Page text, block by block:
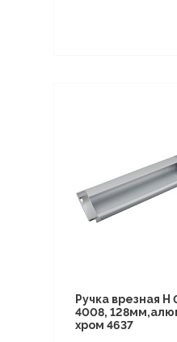
Ручка врезная Н
4008,
хром 4637